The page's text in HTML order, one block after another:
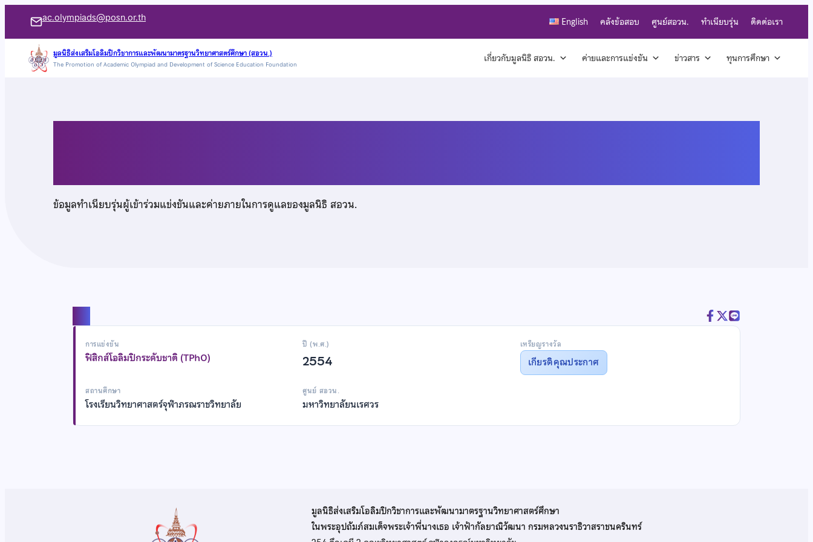
เนื้อหา
ac.olympiads@posn.or.th English คลังข้อสอบ ศูนย์สอวน. ทำเนียบรุ่น ติดต่อเรา
มูลนิธิส่งเสริมโอลิมปิกวิชาการและพัฒนามาตรฐานวิทยาศาสตร์ศึกษา (สอวน.)
The Promotion of Academic Olympiad and Development of Science Education Foundation เกี่ยวกับมูลนิธิ สอวน. ค่ายและการแข่งขัน ข่าวสาร ทุนการศึกษา
ข้อมูลทำเนียบรุ่นผู้เข้าร่วมแข่งขันและค่ายภายในการดูแลของมูลนิธิ สอวน.
การแข่งขัน
ฟิสิกส์โอลิมปิกระดับชาติ (TPhO)
ปี (พ.ศ.)
2554
เหรียญรางวัล
เกียรติคุณประกาศ
สถานศึกษา
โรงเรียนวิทยาศาสตร์จุฬาภรณราชวิทยาลัย
ศูนย์ สอวน.
มหาวิทยาลัยนเรศวร
มูลนิธิส่งเสริมโอลิมปิกวิชาการและพัฒนามาตรฐานวิทยาศาสตร์ศึกษา
ในพระอุปถัมภ์สมเด็จพระเจ้าพี่นางเธอ เจ้าฟ้ากัลยาณิวัฒนา กรมหลวงนราธิวาสราชนครินทร์